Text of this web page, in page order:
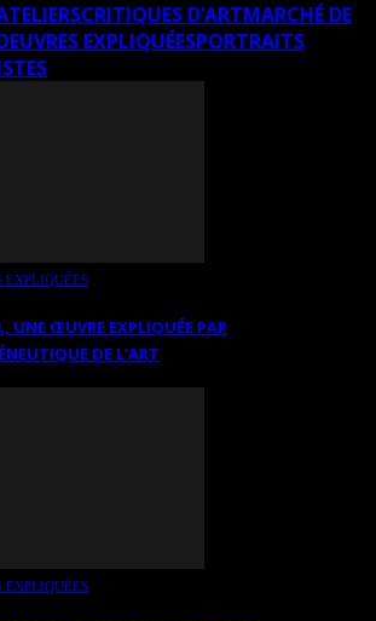
CRITIQUES D’ARTMARCHÉ DE
EXPLIQUÉESPORTRAITS
EXPLIQUÉES
UNE ŒUVRE EXPLIQUÉE PAR
DE L’ART
EXPLIQUÉES